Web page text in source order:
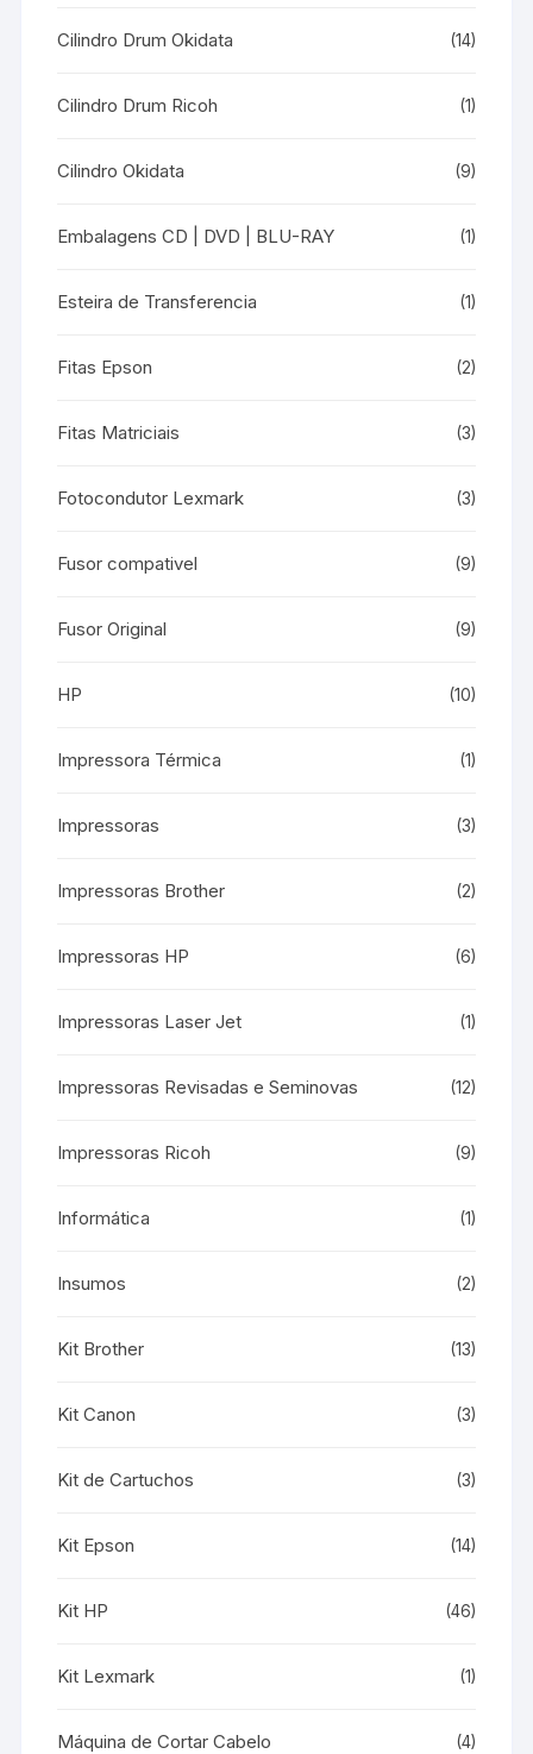
Cilindro Drum Okidata (14)
Cilindro Drum Ricoh (1)
Cilindro Okidata (9)
Embalagens CD | DVD | BLU-RAY (1)
Esteira de Transferencia (1)
Fitas Epson (2)
Fitas Matriciais (3)
Fotocondutor Lexmark (3)
Fusor compativel (9)
Fusor Original (9)
HP (10)
Impressora Térmica (1)
Impressoras (3)
Impressoras Brother (2)
Impressoras HP (6)
Impressoras Laser Jet (1)
Impressoras Revisadas e Seminovas (12)
Impressoras Ricoh (9)
Informática (1)
Insumos (2)
Kit Brother (13)
Kit Canon (3)
Kit de Cartuchos (3)
Kit Epson (14)
Kit HP (46)
Kit Lexmark (1)
Máquina de Cortar Cabelo (4)